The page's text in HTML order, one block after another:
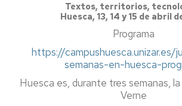
Textos, territorios,
Huesca, 13, 14 y 15 de abril
Programa
https://campushuesca.unizar.es/
semanas-en-huesca-
Huesca es, durante tres semanas,
Verne